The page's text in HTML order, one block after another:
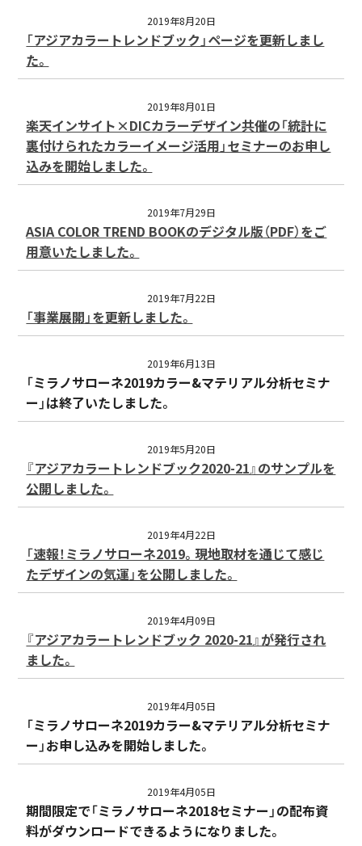
2019年8月20日
「アジアカラートレンドブック」ページを更新しまし
た。
2019年8月01日
楽天インサイト×DICカラーデザイン共催の「統計に
裏付けられたカラーイメージ活用」セミナーのお申し
込みを開始しました。
2019年7月29日
ASIA COLOR TREND BOOKのデジタル版（PDF）をご
用意いたしました。
2019年7月22日
「事業展開」を更新しました。
2019年6月13日
「ミラノサローネ2019カラー&マテリアル分析セミナ
ー」は終了いたしました。
2019年5月20日
『アジアカラートレンドブック2020-21』のサンプルを
公開しました。
2019年4月22日
「速報！ミラノサローネ2019。現地取材を通じて感じ
たデザインの気運」を公開しました。
2019年4月09日
『アジアカラートレンドブック 2020-21』が発行され
ました。
2019年4月05日
「ミラノサローネ2019カラー&マテリアル分析セミナ
ー」お申し込みを開始しました。
2019年4月05日
期間限定で「ミラノサローネ2018セミナー」の配布資
料がダウンロードできるようになりました。